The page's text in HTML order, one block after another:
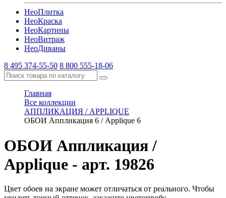
НеоПлитка
НеоКраска
НеоКартины
НеоВитраж
НеоДиваны
8 495 374-55-50 8 800 555-18-06
Главная
Все коллекции
АППЛИКАЦИЯ / APPLIQUE
ОБОИ Аппликация 6 / Applique 6
ОБОИ Аппликация /
Applique - арт. 19826
Цвет обоев на экране может отличаться от реального. Чтобы